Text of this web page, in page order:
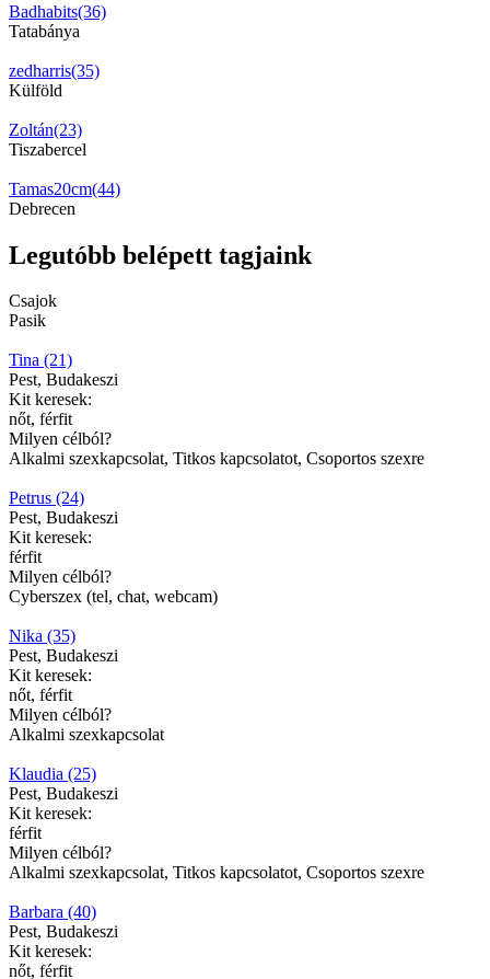
Badhabits(36)
Tatabánya
zedharris(35)
Külföld
Zoltán(23)
Tiszabercel
Tamas20cm(44)
Debrecen
Legutóbb belépett tagjaink
Csajok
Pasik
Tina (21)
Pest, Budakeszi
Kit keresek:
nőt, férfit
Milyen célból?
Alkalmi szexkapcsolat, Titkos kapcsolatot, Csoportos szexre
Petrus (24)
Pest, Budakeszi
Kit keresek:
férfit
Milyen célból?
Cyberszex (tel, chat, webcam)
Nika (35)
Pest, Budakeszi
Kit keresek:
nőt, férfit
Milyen célból?
Alkalmi szexkapcsolat
Klaudia (25)
Pest, Budakeszi
Kit keresek:
férfit
Milyen célból?
Alkalmi szexkapcsolat, Titkos kapcsolatot, Csoportos szexre
Barbara (40)
Pest, Budakeszi
Kit keresek:
nőt, férfit